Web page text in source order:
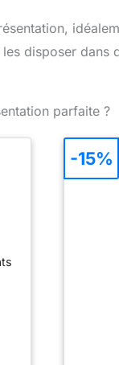
disposer dans
parfaite ?
-15%